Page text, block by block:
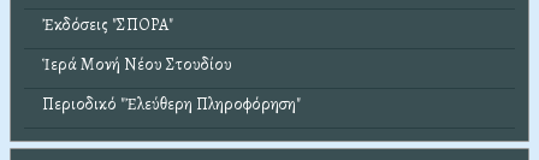
Ἐκδόσεις "ΣΠΟΡΑ"
Ἱερά Μονή Νέου Στουδίου
Περιοδικό "Ἐλεύθερη Πληροφόρηση"